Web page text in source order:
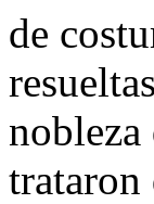
de
nobleza
trataron